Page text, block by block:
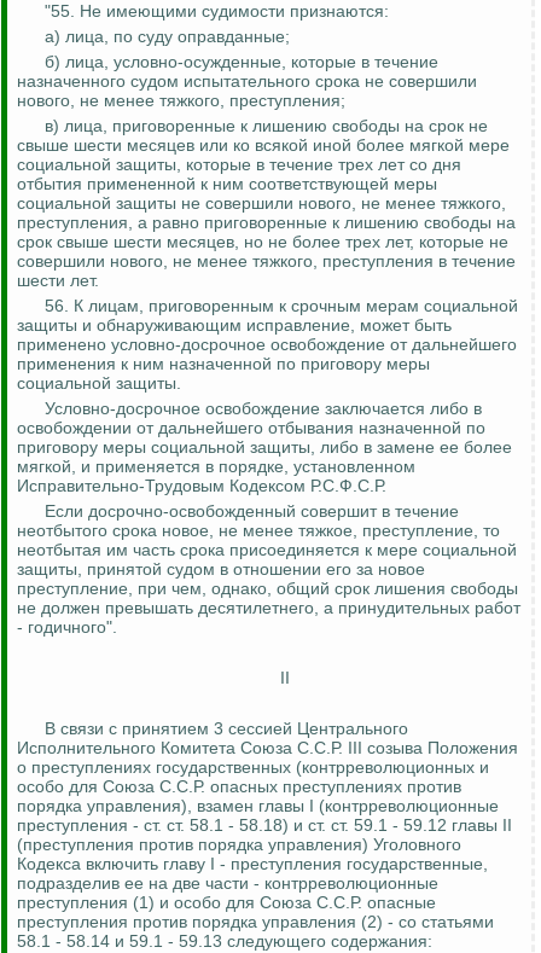
"55. Не имеющими судимости признаются:
а) лица, по суду оправданные;
б) лица, условно-осужденные, которые в течение
назначенного судом испытательного срока не совершили
нового, не менее тяжкого, преступления;
в) лица, приговоренные к лишению свободы на срок не
свыше шести месяцев или ко всякой иной более мягкой мере
социальной защиты, которые в течение трех лет со дня
отбытия примененной к ним соответствующей меры
социальной защиты не совершили нового, не менее тяжкого,
преступления, а равно приговоренные к лишению свободы на
срок свыше шести месяцев, но не более трех лет, которые не
совершили нового, не менее тяжкого, преступления в течение
шести лет.
56. К лицам, приговоренным к срочным мерам социальной
защиты и обнаруживающим исправление, может быть
применено условно-досрочное освобождение от дальнейшего
применения к ним назначенной по приговору меры
социальной защиты.
Условно-досрочное освобождение заключается либо в
освобождении от дальнейшего отбывания назначенной по
приговору меры социальной защиты, либо в замене ее более
мягкой, и применяется в порядке, установленном
Исправительно-Трудовым Кодексом Р.С.Ф.С.Р.
Если досрочно-освобожденный совершит в течение
неотбытого срока новое, не менее тяжкое, преступление, то
неотбытая им часть срока присоединяется к мере социальной
защиты, принятой судом в отношении его за новое
преступление, при чем, однако, общий срок лишения свободы
не должен превышать десятилетнего, а принудительных работ
- годичного".
II
В связи с принятием 3 сессией Центрального
Исполнительного Комитета Союза С.С.Р. III созыва Положения
о преступлениях государственных (контрреволюционных и
особо для Союза С.С.Р. опасных преступлениях против
порядка управления), взамен главы I (контрреволюционные
преступления - ст. ст. 58.1 - 58.18) и ст. ст. 59.1 - 59.12 главы II
(преступления против порядка управления) Уголовного
Кодекса включить главу I - преступления государственные,
подразделив ее на две части - контрреволюционные
преступления (1) и особо для Союза С.С.Р. опасные
преступления против порядка управления (2) - со статьями
58.1 - 58.14 и 59.1 - 59.13 следующего содержания: